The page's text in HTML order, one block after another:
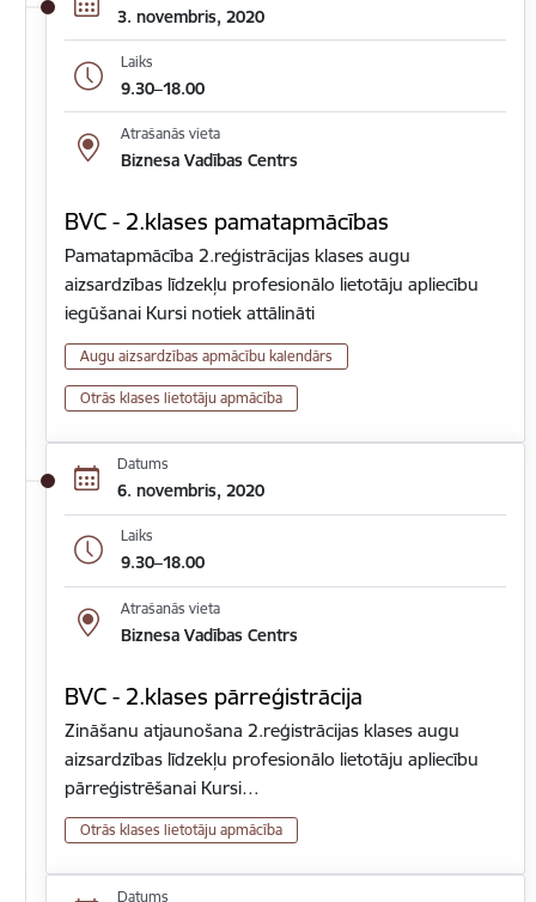
3. novembris, 2020
Laiks
9.30–18.00
Atrašanās vieta
Biznesa Vadības Centrs
BVC - 2.klases pamatapmācības
Pamatapmācība 2.reģistrācijas klases augu
aizsardzības līdzekļu profesionālo lietotāju apliecību
iegūšanai Kursi notiek attālināti
Augu aizsardzības apmācību kalendārs
Otrās klases lietotāju apmācība
Datums
6. novembris, 2020
Laiks
9.30–18.00
Atrašanās vieta
Biznesa Vadības Centrs
BVC - 2.klases pārreģistrācija
Zināšanu atjaunošana 2.reģistrācijas klases augu
aizsardzības līdzekļu profesionālo lietotāju apliecību
pārreģistrēšanai Kursi…
Otrās klases lietotāju apmācība
Datums